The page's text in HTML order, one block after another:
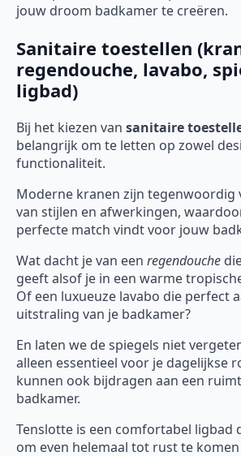
jouw droom badkamer te creëren.
Sanitaire toestellen
regendouche, lavabo,
ligbad)
Bij het kiezen van sanitaire
belangrijk om te letten op zowel
functionaliteit.
Moderne kranen zijn tegenwoordig
van stijlen en afwerkingen,
perfecte match vindt voor jouw
Wat dacht je van een regendouche
geeft alsof je in een warme
Of een luxueuze lavabo die perfect
uitstraling van je badkamer?
En laten we de spiegels niet
alleen essentieel voor je dagelijkse
kunnen ook bijdragen aan een
badkamer.
Tenslotte is een comfortabel ligbad
om even helemaal tot rust te